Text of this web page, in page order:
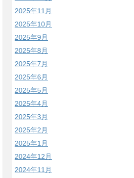
2025年11月
2025年10月
2025年9月
2025年8月
2025年7月
2025年6月
2025年5月
2025年4月
2025年3月
2025年2月
2025年1月
2024年12月
2024年11月